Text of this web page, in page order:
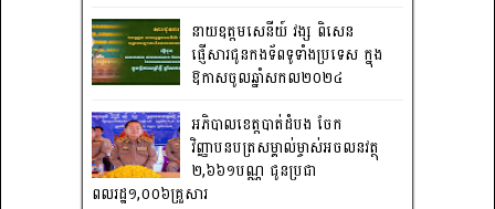
នាយឧត្តមសេនីយ៍ វង្ស ពិសេន
ផ្ញើសារជូនកងទ័ពទូទាំងប្រទេស ក្នុង
ឱកាសចូលឆ្នាំសកល២០២៤
អភិបាលខេត្តបាត់ដំបង ចែក
វិញ្ញាបនបត្រសម្គាល់ម្ចាស់អចលនវត្ថុ
២,៦៦១បណ្ណ ជូនប្រជា
ពលរដ្ឋ១,០០៦គ្រួសារ